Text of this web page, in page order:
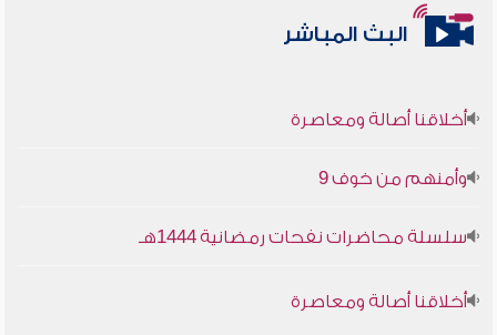
البث المباشر
أخلاقنا أصالة ومعاصرة
وأمنهم من خوف 9
أخلاقنا أصالة ومعاصرة